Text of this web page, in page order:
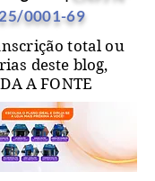
/0001-69
total ou
deste blog,
A FONTE